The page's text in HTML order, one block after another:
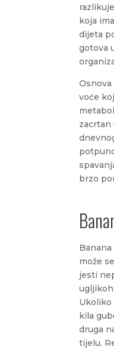
koja
dijeta
gotova
voće
zacrtan
brzo
može
jesti
Ukoliko
kila
druga
tijelu.